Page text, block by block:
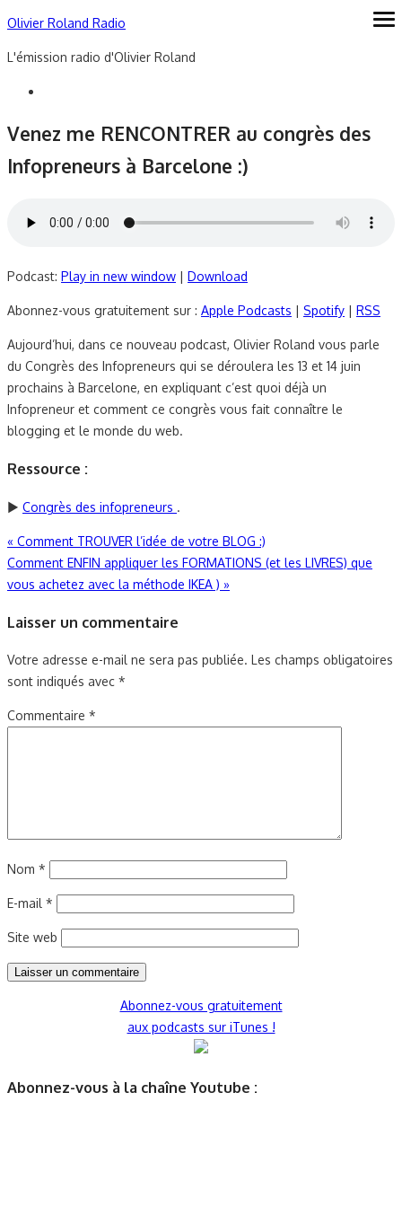
Skip
content
Olivier Roland Radio
L'émission radio d'Olivier Roland
Venez me RENCONTRER au congrès des
Infopreneurs à Barcelone :)
Podcast: Play in new window | Download
Abonnez-vous gratuitement sur : Apple Podcasts | Spotify | RSS
Aujourd’hui, dans ce nouveau podcast, Olivier Roland vous parle
du Congrès des Infopreneurs qui se déroulera les 13 et 14 juin
prochains à Barcelone, en expliquant c’est quoi déjà un
Infopreneur et comment ce congrès vous fait connaître le
blogging et le monde du web.
Ressource :
► Congrès des infopreneurs .
Navigation
de
« Comment TROUVER l’idée de votre BLOG :)
Comment ENFIN appliquer les FORMATIONS (et les LIVRES) que
vous achetez avec la méthode IKEA ) »
Laisser un commentaire
Votre adresse e-mail ne sera pas publiée. Les champs obligatoires
sont indiqués avec *
Commentaire *
Nom *
E-mail *
Site web
Abonnez-vous gratuitement
aux podcasts sur iTunes !
Abonnez-vous à la chaîne Youtube :